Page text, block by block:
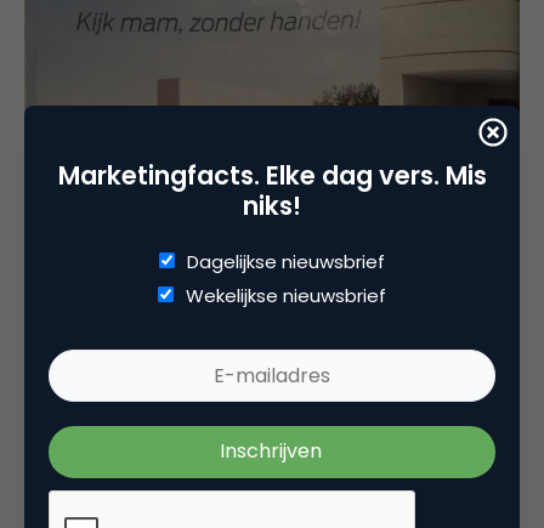
Marketingfacts. Elke dag vers. Mis
niks!
Dagelijkse nieuwsbrief
Wekelijkse nieuwsbrief